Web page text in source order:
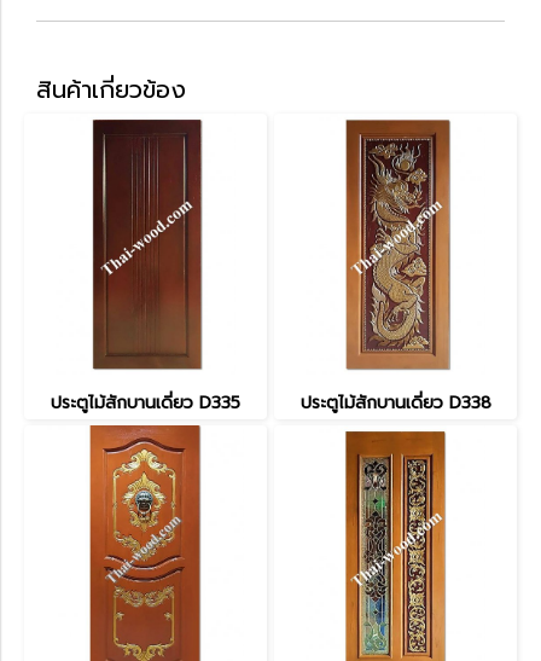
สินค้าเกี่ยวข้อง
ประตูไม้สักบานเดี่ยว D335 ประตูไม้สักบานเดี่ยว D338